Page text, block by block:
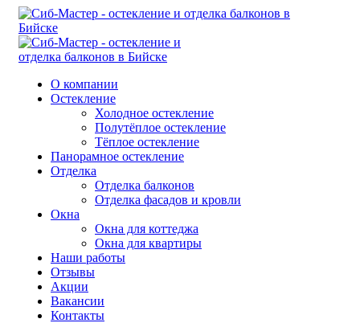
О компании
Остекление
Холодное остекление
Полутёплое остекление
Тёплое остекление
Панорамное остекление
Отделка
Отделка балконов
Отделка фасадов и кровли
Окна
Окна для коттеджа
Окна для квартиры
Наши работы
Отзывы
Акции
Вакансии
Контакты